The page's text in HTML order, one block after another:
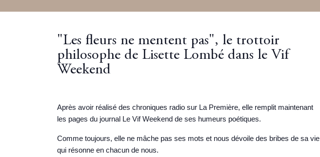
"Les fleurs ne mentent pas", le trottoir
philosophe de Lisette Lombé dans le Vif
Weekend
Après avoir réalisé des chroniques radio sur La Première, elle remplit maintenant
les pages du journal Le Vif Weekend de ses humeurs poétiques.
Comme toujours, elle ne mâche pas ses mots et nous dévoile des bribes de sa vie
qui résonne en chacun de nous.